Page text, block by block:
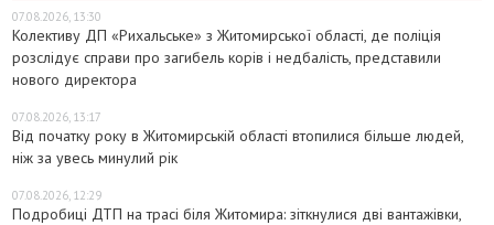
07.08.2026, 13:30
Колективу ДП «Рихальське» з Житомирської області, де поліція
розслідує справи про загибель корів і недбалість, представили
нового директора
07.08.2026, 13:17
Від початку року в Житомирській області втопилися більше людей,
ніж за увесь минулий рік
07.08.2026, 12:29
Подробиці ДТП на трасі біля Житомира: зіткнулися дві вантажівки,